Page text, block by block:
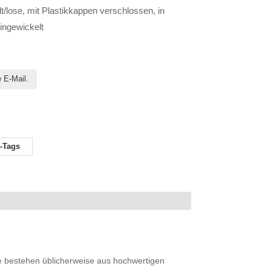
lose, mit Plastikkappen verschlossen, in
E-Mail.
üblicherweise aus hochwertigen